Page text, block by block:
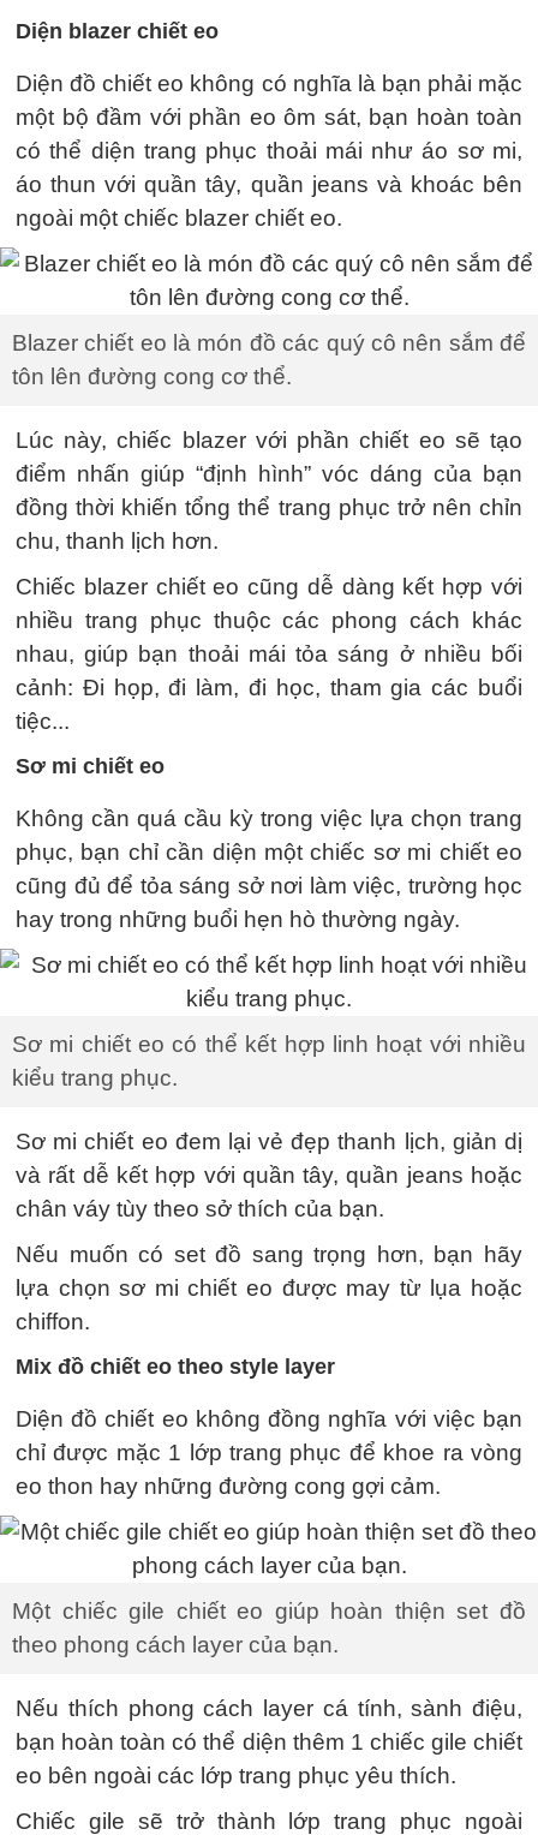
Diện blazer chiết eo
Diện đồ chiết eo không có nghĩa là bạn phải mặc
một bộ đầm với phần eo ôm sát, bạn hoàn toàn
có thể diện trang phục thoải mái như áo sơ mi,
áo thun với quần tây, quần jeans và khoác bên
ngoài một chiếc blazer chiết eo.
Blazer chiết eo là món đồ các quý cô nên sắm để
tôn lên đường cong cơ thể.
Lúc này, chiếc blazer với phần chiết eo sẽ tạo
điểm nhấn giúp “định hình” vóc dáng của bạn
đồng thời khiến tổng thể trang phục trở nên chỉn
chu, thanh lịch hơn.
Chiếc blazer chiết eo cũng dễ dàng kết hợp với
nhiều trang phục thuộc các phong cách khác
nhau, giúp bạn thoải mái tỏa sáng ở nhiều bối
cảnh: Đi họp, đi làm, đi học, tham gia các buổi
tiệc...
Sơ mi chiết eo
Không cần quá cầu kỳ trong việc lựa chọn trang
phục, bạn chỉ cần diện một chiếc sơ mi chiết eo
cũng đủ để tỏa sáng sở nơi làm việc, trường học
hay trong những buổi hẹn hò thường ngày.
Sơ mi chiết eo có thể kết hợp linh hoạt với nhiều
kiểu trang phục.
Sơ mi chiết eo đem lại vẻ đẹp thanh lịch, giản dị
và rất dễ kết hợp với quần tây, quần jeans hoặc
chân váy tùy theo sở thích của bạn.
Nếu muốn có set đồ sang trọng hơn, bạn hãy
lựa chọn sơ mi chiết eo được may từ lụa hoặc
chiffon.
Mix đồ chiết eo theo style layer
Diện đồ chiết eo không đồng nghĩa với việc bạn
chỉ được mặc 1 lớp trang phục để khoe ra vòng
eo thon hay những đường cong gợi cảm.
Một chiếc gile chiết eo giúp hoàn thiện set đồ
theo phong cách layer của bạn.
Nếu thích phong cách layer cá tính, sành điệu,
bạn hoàn toàn có thể diện thêm 1 chiếc gile chiết
eo bên ngoài các lớp trang phục yêu thích.
Chiếc gile sẽ trở thành lớp trang phục ngoài